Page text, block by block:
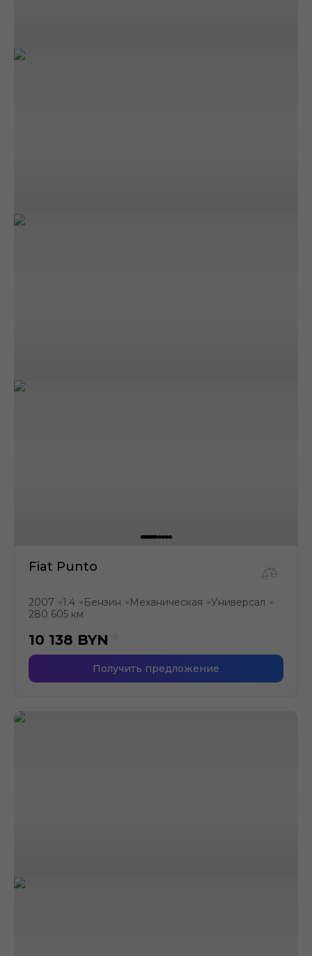
Fiat Punto
2007 ●1.4 ● Бензин ● Механическая ●Универсал ●
280 605 км
10 138 BYN
Получить предложение